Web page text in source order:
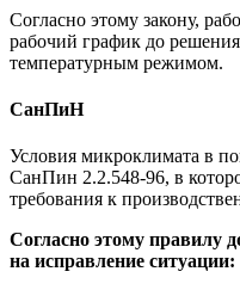
Согласно этому закону,
рабочий график до
температурным режимом.
СанПиН
Условия микроклимата в
СанПин 2.2.548-96, в
требования к
Согласно этому правилу
на исправление ситуации: